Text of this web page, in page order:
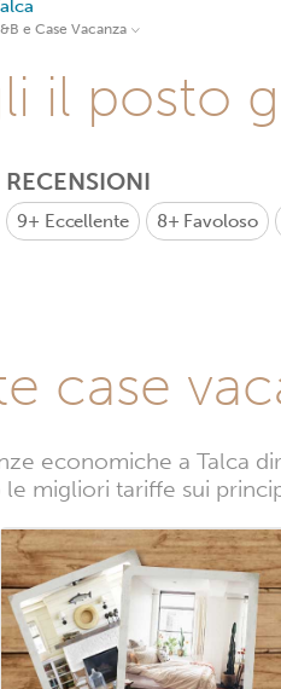
e Case Vacanza
il posto
RECENSIONI
9+ Eccellente 8+ Favoloso
case
economiche a Talca
migliori tariffe sui